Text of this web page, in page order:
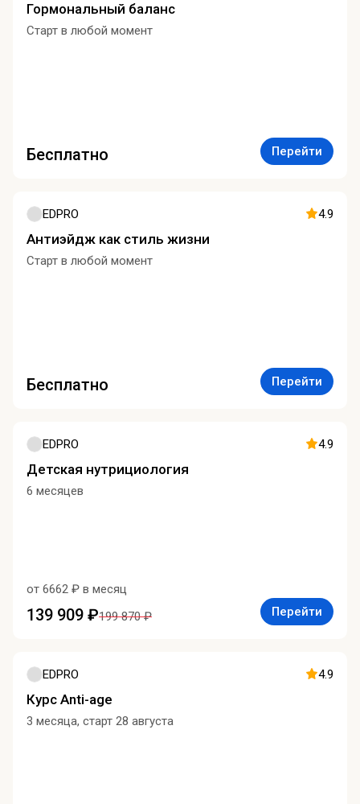
Гормональный баланс
Старт в любой момент
Бесплатно Перейти
EDPRO 4.9
Антиэйдж как стиль жизни
Старт в любой момент
Бесплатно Перейти
EDPRO 4.9
Детская нутрициология
6 месяцев
от 6662 ₽ в месяц
139 909 ₽199 870 ₽ Перейти
EDPRO 4.9
Курс Anti-age
3 месяца, старт 28 августа